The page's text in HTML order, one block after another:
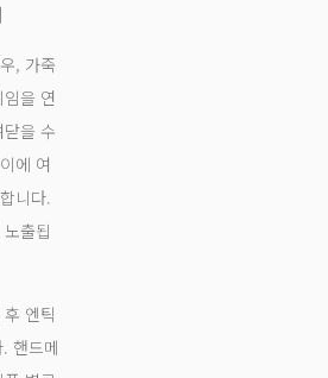
, 가죽
을 연
을 수
에 여
니다.
출됩
엔틱
핸드메